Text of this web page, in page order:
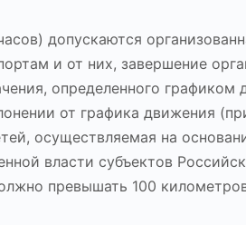
допускаются
и от них, завершение
определенного
от графика движения
осуществляемая на
власти субъектов
превышать 100